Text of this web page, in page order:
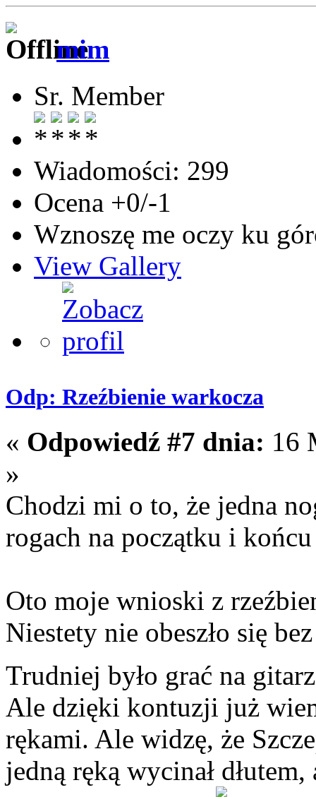
mim
Sr. Member
Wiadomości: 299
Ocena +0/-1
Wznoszę me oczy ku
View Gallery
Odp: Rzeźbienie warkocza
« Odpowiedź #7 dnia: 16
»
Chodzi mi o to, że jedna
rogach na początku i
Oto moje wnioski z
Niestety nie obeszło się
Trudniej było grać na
Ale dzięki kontuzji już
rękami. Ale widzę, że
jedną ręką wycinał